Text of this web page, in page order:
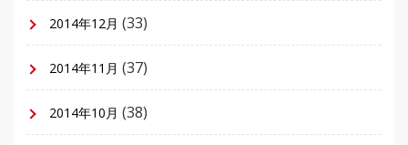
2014年12月 (33)
2014年11月 (37)
2014年10月 (38)